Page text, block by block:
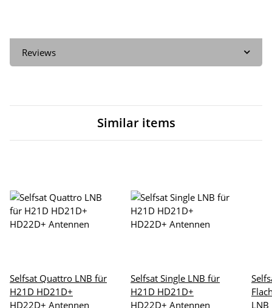
Reviews
Similar items
Selfsat Quattro LNB für
H21D HD21D+
HD22D+ Antennen
Selfsat Single LNB für
H21D HD21D+
HD22D+ Antennen